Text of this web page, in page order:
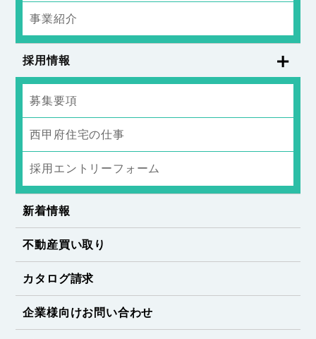
事業紹介
採用情報
募集要項
西甲府住宅の仕事
採用エントリーフォーム
新着情報
不動産買い取り
カタログ請求
企業様向けお問い合わせ